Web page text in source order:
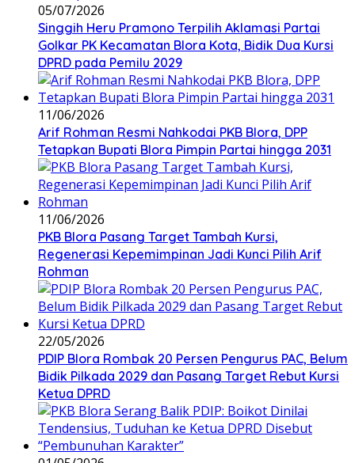
05/07/2026
Singgih Heru Pramono Terpilih Aklamasi Partai
Golkar PK Kecamatan Blora Kota, Bidik Dua Kursi
DPRD pada Pemilu 2029
11/06/2026
Arif Rohman Resmi Nahkodai PKB Blora, DPP
Tetapkan Bupati Blora Pimpin Partai hingga 2031
11/06/2026
PKB Blora Pasang Target Tambah Kursi,
Regenerasi Kepemimpinan Jadi Kunci Pilih Arif
Rohman
22/05/2026
PDIP Blora Rombak 20 Persen Pengurus PAC, Belum
Bidik Pilkada 2029 dan Pasang Target Rebut Kursi
Ketua DPRD